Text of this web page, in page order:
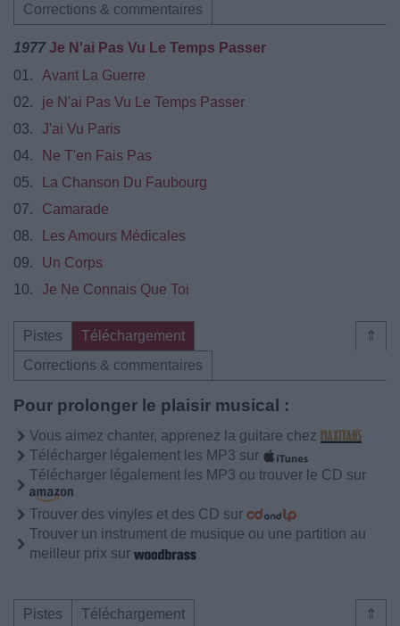
Corrections & commentaires
1977 Je N'ai Pas Vu Le Temps Passer
01.
Avant La Guerre
02.
je N'ai Pas Vu Le Temps Passer
03.
J'ai Vu Paris
04.
Ne T'en Fais Pas
05.
La Chanson Du Faubourg
07.
Camarade
08.
Les Amours Médicales
09.
Un Corps
10.
Je Ne Connais Que Toi
⇑
Pistes
Téléchargement
Corrections & commentaires
Pour prolonger le plaisir musical :
Vous aimez chanter, apprenez la guitare chez
Télécharger légalement les MP3 sur
Télécharger légalement les MP3 ou trouver le CD sur
Trouver des vinyles et des CD sur
Trouver un instrument de musique ou une partition au
meilleur prix sur
⇑
Pistes
Téléchargement